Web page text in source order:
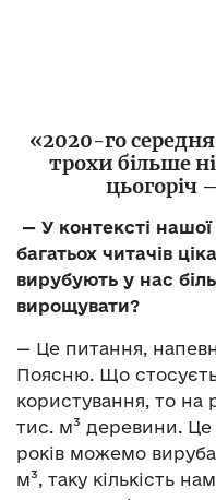
«2020-го середня
трохи більше
цьогоріч
— У контексті
багатьох читачів
вирубують у нас
вирощувати?
— Це питання,
Поясню. Що
користування, то на
тис. м³ деревини. Це
років можемо
м³, таку кількість